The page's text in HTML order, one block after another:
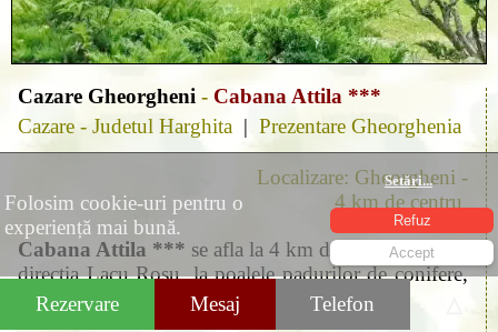
Rezervare Mesaj Telefon
Cazare Gheorgheni - Cabana Attila ***
Cazare - Judetul Harghita | Prezentare Gheorghenia
Localizare: Gheorgheni -
4 km de centru
Cabana Attila *** se afla la 4 km de Gheorgheni in
directia Lacu Rosu, la poalele padurilor de conifere,
departe de zgomotele orasului.
Folosim cookie-uri pentru o
experiență mai bună.
Setări...
Refuz
Accept